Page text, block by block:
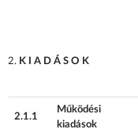
K I A D Á S O K
2.1.1
Működési
kiadások